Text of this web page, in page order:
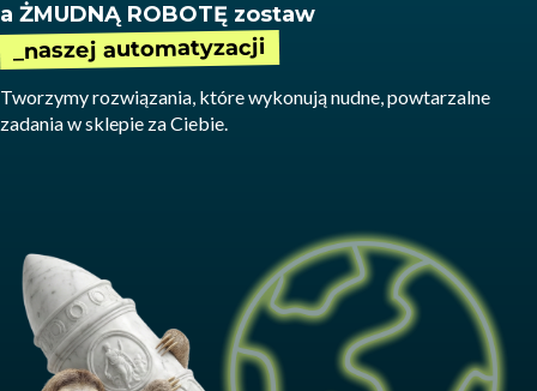
a ŻMUDNĄ ROBOTĘ zostaw
_naszej automatyzacji
Tworzymy rozwiązania, które wykonują nudne, powtarzalne
zadania w sklepie za Ciebie.